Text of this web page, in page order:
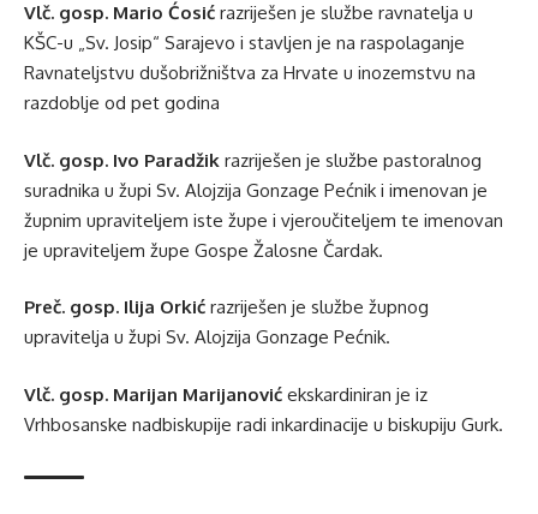
Vlč. gosp. Mario Ćosić razriješen je službe ravnatelja u
KŠC-u „Sv. Josip“ Sarajevo i stavljen je na raspolaganje
Ravnateljstvu dušobrižništva za Hrvate u inozemstvu na
razdoblje od pet godina
Vlč. gosp. Ivo Paradžik razriješen je službe pastoralnog
suradnika u župi Sv. Alojzija Gonzage Pećnik i imenovan je
župnim upraviteljem iste župe i vjeroučiteljem te imenovan
je upraviteljem župe Gospe Žalosne Čardak.
Preč. gosp. Ilija Orkić razriješen je službe župnog
upravitelja u župi Sv. Alojzija Gonzage Pećnik.
Vlč. gosp. Marijan Marijanović ekskardiniran je iz
Vrhbosanske nadbiskupije radi inkardinacije u biskupiju Gurk.